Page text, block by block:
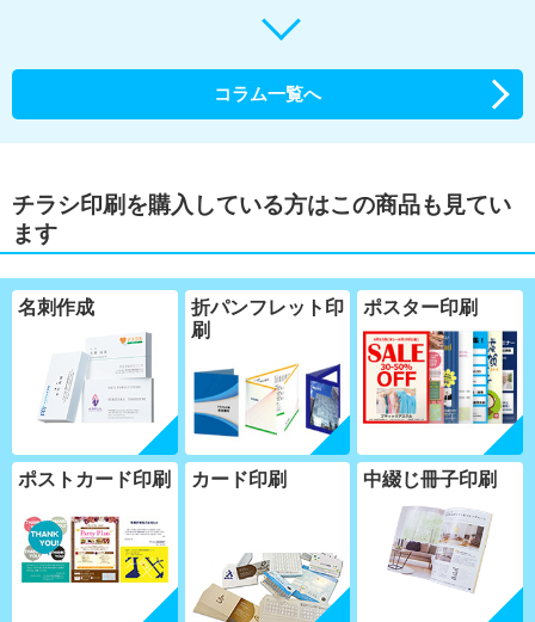
コラム一覧へ
チラシ印刷を購入している方はこの商品も見てい
ます
名刺作成
折パンフレット印
刷
ポスター印刷
ポストカード印刷 カード印刷 中綴じ冊子印刷